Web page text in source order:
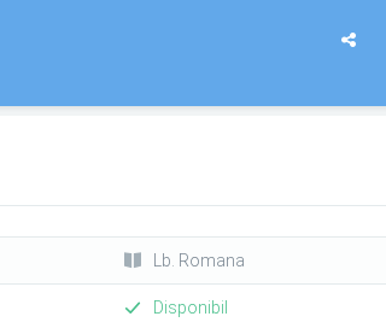
Lb. Romana
Disponibil